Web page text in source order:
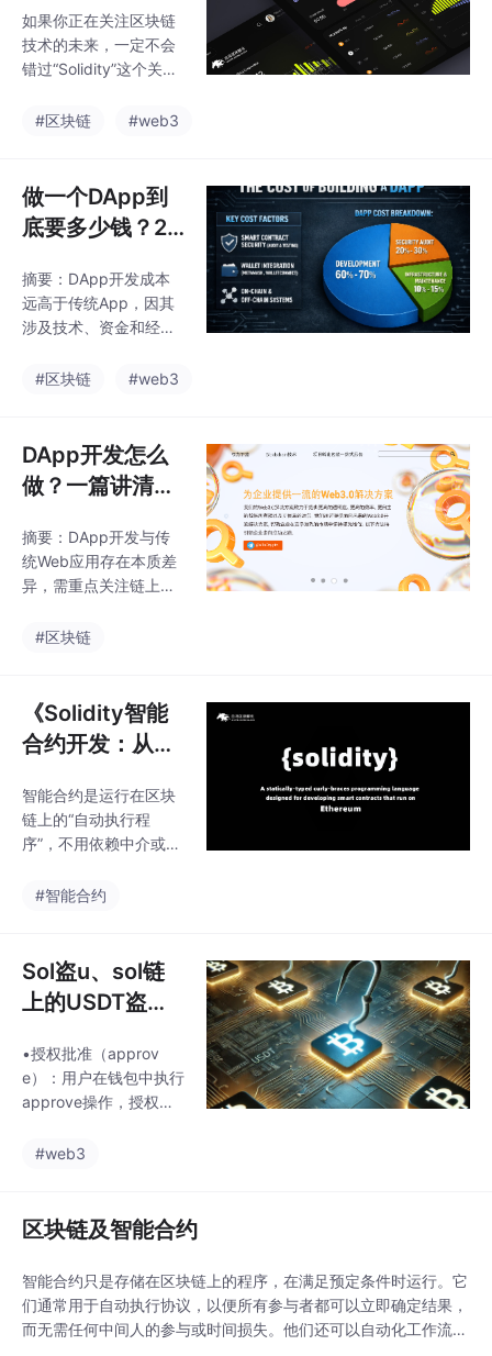
开发者需掌握的
3项核心能力》
如果你正在关注区块链
技术的未来，一定不会
错过“Solidity”这个关键
约的核心编程语言，Sol
的底层支撑，更是全球
区块链开发者争夺的高
地。如何从零开始掌握
战+学习路径拆解，结
合个人转型经验，为你
提供一份2024年Solidit
住Web3.0技术红利。
#区块链 #web3
做一个DApp到
底要多少钱？20
辑（很多人都算
错了）
摘要：DApp开发成本
远高于传统App，因其
涉及技术、资金和经济
成本包括智能合约开发
程优化）和链下服务
（数据索引等）。不同
类型DApp成本结构差
模型，GameFi重经济系
统。2026年行业面临的
主要挑战是用户获取和
的关键在于：先验证最
保安全优先。DApp本
质
#区块链 #web3
DApp开发怎么
做？一篇讲清区
流程与技术选型
的实战指南
摘要：DApp开发与传
统Web应用存在本质差
异，需重点关注链上逻
含智能合约、区块链网
1）合理拆分链上/链下
业务；2）使用Solidity
等工具开发安全合约；
端；4）充分测试网验
证；5）主网部署前进
行安全审计。核心原则
的业务逻辑，避免将复
上设计开始，否则将导
致高额
#区块链
《Solidity智能
合约开发：从零
大纲
智能合约是运行在区块
链上的“自动执行程
序”，不用依赖中介或第
码里。而 Solidity 是智
#智能合约
Sol盗u、sol链
上的USDT盗
能合约
•授权批准（approv
e）：用户在钱包中执行
approve操作，授权智
一定数量的USDT。恶
智能合约，这些代码通
常隐藏在正常的合约功
能中，目的是在用户与
之交互时窃取其资金。•
假冒知名项目：模仿知
名项目或平台的界面和
#web3
区块链及智能合约
智能合约只是存储在区块链上的程序，在满足预定条件时运行。它
们通常用于自动执行协议，以便所有参与者都可以立即确定结果，
而无需任何中间人的参与或时间损失。他们还可以自动化工作流